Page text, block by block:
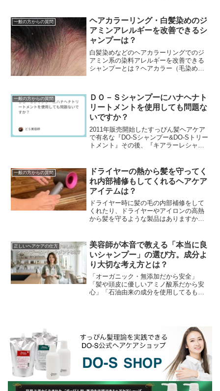
で理美容室ではそうい...
一般の方からの質問
ヘアカラーリング・白髪染めのジ
アミンアレルギーを改善できるシ
ャンプーは？
白髪染めなどのヘアカラーリングでのジ
アミン系の染料アレルギーを改善できる
シャンプーとは？ヘアカラー（毛染め）
ミンアレルギーってな...
一般の方からの質問
ＤＯ－Ｓシャンプーにハナヘナト
リートメントを使用しても問題な
いですか？
2011年販売開始したすっぴん髪ヘアケア
で有名な『DO-Sシャンプー&DO-Sトリー
トメント』その後、『キアラーレシャン
ト』...
一般の方からの質問
ドライヤーの熱から髪を守ってく
れ内部補修もしてくれるヘアケア
アイテムは？
ドライヤー時に髪の毛の内部補修をして
くれたり、ドライヤーやアイロンの高熱
から髪を守るような製品はありますか？
なんかで髪の毛のケラ...
正しいヘアケアの仕方
美容師が本音で教える「本当に良
いシャンプー」の選び方。成分よ
り大切な考え方とは？
「オーガニック・無添加だから安全」
「髪や頭皮に優しいアミノ酸系だから安
心」「石油由来の成分を使用してるもの